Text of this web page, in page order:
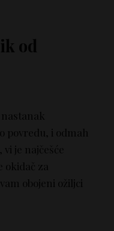
od
povredu, i odmah
je najčešće
okidač za
obojeni ožiljci